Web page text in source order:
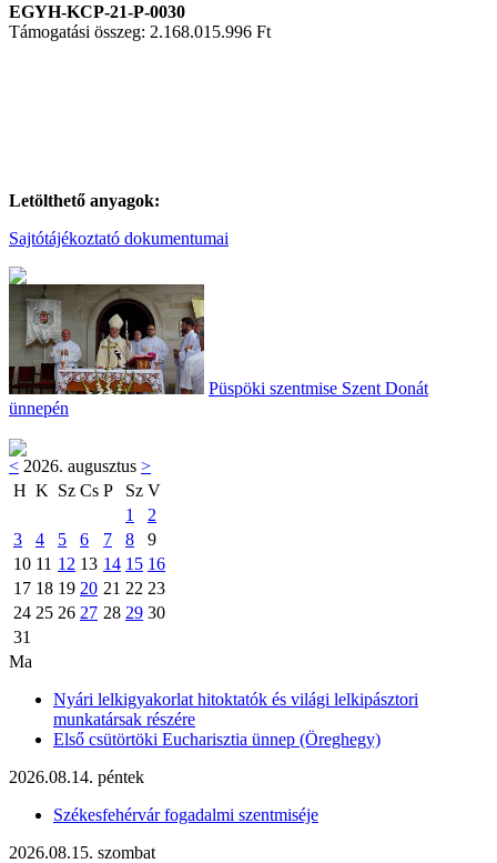
EGYH-KCP-21-P-0030
Támogatási összeg: 2.168.015.996 Ft
Letölthető anyagok:
Sajtótájékoztató dokumentumai
Püspöki szentmise Szent Donát
ünnepén
< 2026. augusztus >
H K Sz Cs P Sz V
1
2
3
4 5 6 7 8
9
10 11 12 13 14 15 16
17 18 19 20 21 22 23
24 25 26 27 28 29 30
31
Ma
Nyári lelkigyakorlat hitoktatók és világi lelkipásztori
munkatársak részére
Első csütörtöki Eucharisztia ünnep (Öreghegy)
2026.08.14. péntek
Székesfehérvár fogadalmi szentmiséje
2026.08.15. szombat